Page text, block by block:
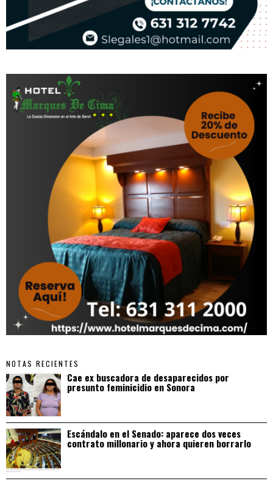
NOTAS RECIENTES
Cae ex buscadora de desaparecidos por
presunto feminicidio en Sonora
Escándalo en el Senado: aparece dos veces
contrato millonario y ahora quieren borrarlo